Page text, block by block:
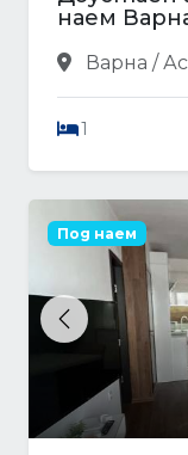
наем
Варна /
1
Previous
Под наем